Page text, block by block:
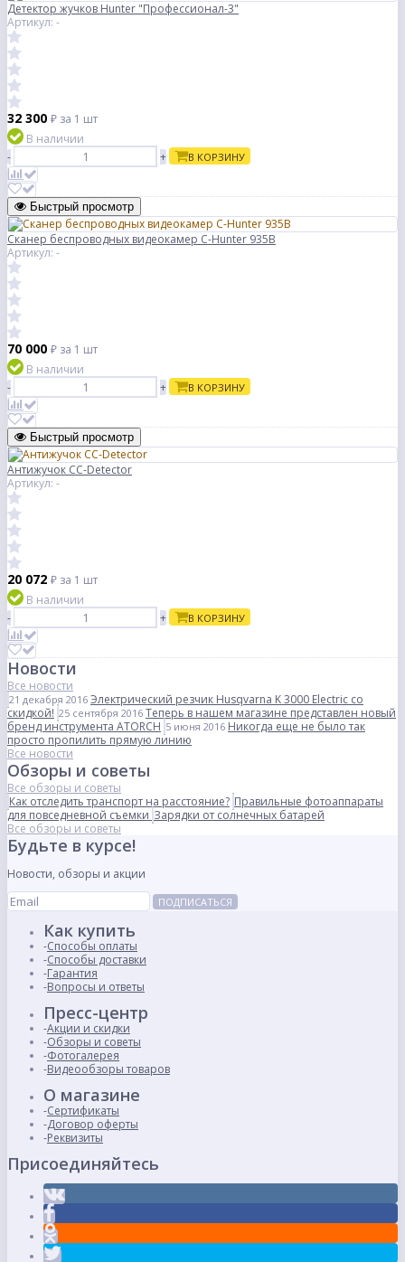
Детектор жучков Hunter "Профессионал-3"
Артикул: -
32 300 ₽ за 1 шт
В наличии
-
+ В КОРЗИНУ
Быстрый просмотр
Cканер беспроводных видеокамер C-Hunter 935B
Артикул: -
70 000 ₽ за 1 шт
В наличии
-
+ В КОРЗИНУ
Быстрый просмотр
Антижучок CC-Detector
Артикул: -
20 072 ₽ за 1 шт
В наличии
-
+ В КОРЗИНУ
Новости
Все новости
21 декабря 2016 Электрический резчик Husqvarna K 3000 Electric со
скидкой! 25 сентября 2016 Теперь в нашем магазине представлен новый
бренд инструмента ATORCH 5 июня 2016 Никогда еще не было так
просто пропилить прямую линию
Все новости
Обзоры и советы
Все обзоры и советы
Как отследить транспорт на расстояние? Правильные фотоаппараты
для повседневной съемки Зарядки от солнечных батарей
Все обзоры и советы
Будьте в курсе!
Новости, обзоры и акции
ПОДПИСАТЬСЯ
Как купить
Способы оплаты
Способы доставки
Гарантия
Вопросы и ответы
Пресс-центр
Акции и скидки
Обзоры и советы
Фотогалерея
Видеообзоры товаров
О магазине
Сертификаты
Договор оферты
Реквизиты
Присоединяйтесь